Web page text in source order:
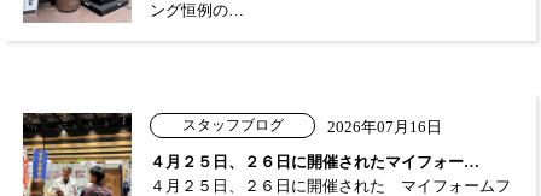
ング恒例の…
スタッフブログ
2026年07月16日
４月２５日、２６日に開催されたマイフォー…
４月２５日、２６日に開催された マイフォームフ